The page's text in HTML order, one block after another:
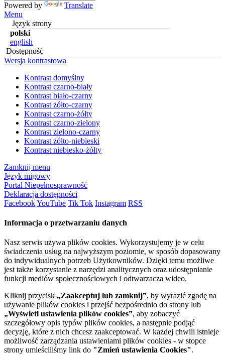
Powered by
Translate
Menu
Język strony
polski
english
Dostępność
Wersja kontrastowa
Kontrast domyślny
Kontrast czarno-biały
Kontrast biało-czarny
Kontrast żółto-czarny
Kontrast czarno-żółty
Kontrast czarno-zielony
Kontrast zielono-czarny
Kontrast żółto-niebieski
Kontrast niebiesko-żółty
Zamknij menu
Język migowy
Portal Niepełnosprawność
Deklaracja dostępności
FacebookYouTube Tik Tok Instagram RSS
Informacja o przetwarzaniu danych
Nasz serwis używa plików cookies. Wykorzystujemy je w celu
świadczenia usług na najwyższym poziomie, w sposób dopasowany
do indywidualnych potrzeb Użytkowników. Dzięki temu możliwe
jest także korzystanie z narzędzi analitycznych oraz udostępnianie
funkcji mediów społecznościowych i odtwarzacza wideo.
Kliknij przycisk „Zaakceptuj lub zamknij”, by wyrazić zgodę na
używanie plików cookies i przejść bezpośrednio do strony lub
„Wyświetl ustawienia plików cookies”, aby zobaczyć
szczegółowy opis typów plików cookies, a następnie podjąć
decyzję, które z nich chcesz zaakceptować. W każdej chwili istnieje
możliwość zarządzania ustawieniami plików cookies - w stopce
strony umieściliśmy link do "Zmień ustawienia Cookies".